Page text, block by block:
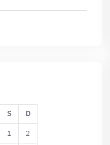
S D
1 2